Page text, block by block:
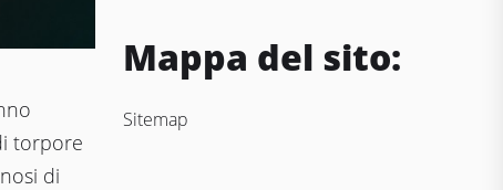
torpore
di
Mappa del sito:
Sitemap